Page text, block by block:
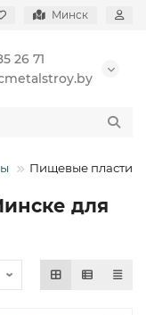
Минск
26 71
Пищевые
для